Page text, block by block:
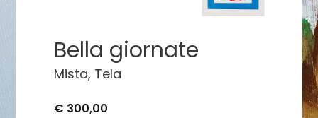
Bella giornate
Mista, Tela
€ 300,00